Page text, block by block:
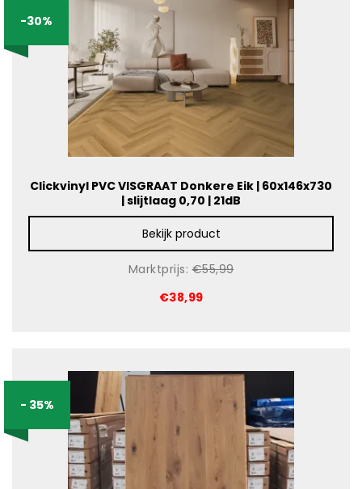
Clickvinyl PVC VISGRAAT Donkere Eik | 60x146x730
| slijtlaag 0,70 | 21dB
Bekijk product
-30%
Marktprijs:€55,99
€38,99
- 35%